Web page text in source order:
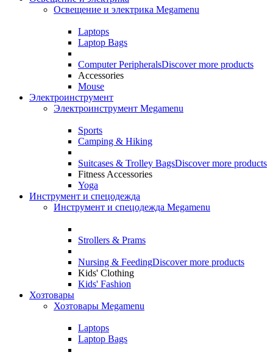
Освещение и электрика Megamenu
Laptops
Laptop Bags
Computer PeripheralsDiscover more products
Accessories
Mouse
Электроинструмент
Электроинструмент Megamenu
Sports
Camping & Hiking
Suitcases & Trolley BagsDiscover more products
Fitness Accessories
Yoga
Инструмент и спецодежда
Инструмент и спецодежда Megamenu
Strollers & Prams
Nursing & FeedingDiscover more products
Kids' Clothing
Kids' Fashion
Хозтовары
Хозтовары Megamenu
Laptops
Laptop Bags